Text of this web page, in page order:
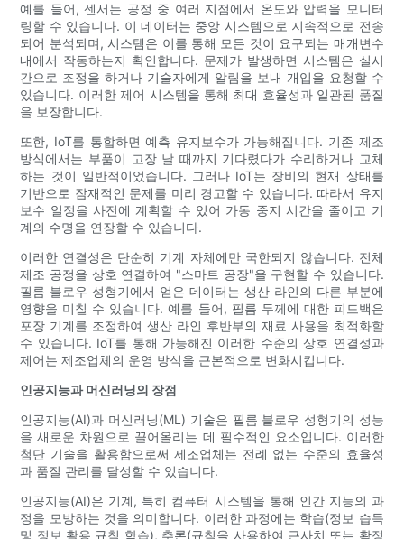
예를 들어, 센서는 공정 중 여러 지점에서 온도와 압력을 모니터
링할 수 있습니다. 이 데이터는 중앙 시스템으로 지속적으로 전송
되어 분석되며, 시스템은 이를 통해 모든 것이 요구되는 매개변수
내에서 작동하는지 확인합니다. 문제가 발생하면 시스템은 실시
간으로 조정을 하거나 기술자에게 알림을 보내 개입을 요청할 수
있습니다. 이러한 제어 시스템을 통해 최대 효율성과 일관된 품질
을 보장합니다.
또한, IoT를 통합하면 예측 유지보수가 가능해집니다. 기존 제조
방식에서는 부품이 고장 날 때까지 기다렸다가 수리하거나 교체
하는 것이 일반적이었습니다. 그러나 IoT는 장비의 현재 상태를
기반으로 잠재적인 문제를 미리 경고할 수 있습니다. 따라서 유지
보수 일정을 사전에 계획할 수 있어 가동 중지 시간을 줄이고 기
계의 수명을 연장할 수 있습니다.
이러한 연결성은 단순히 기계 자체에만 국한되지 않습니다. 전체
제조 공정을 상호 연결하여 "스마트 공장"을 구현할 수 있습니다.
필름 블로우 성형기에서 얻은 데이터는 생산 라인의 다른 부분에
영향을 미칠 수 있습니다. 예를 들어, 필름 두께에 대한 피드백은
포장 기계를 조정하여 생산 라인 후반부의 재료 사용을 최적화할
수 있습니다. IoT를 통해 가능해진 이러한 수준의 상호 연결성과
제어는 제조업체의 운영 방식을 근본적으로 변화시킵니다.
인공지능과 머신러닝의 장점
인공지능(AI)과 머신러닝(ML) 기술은 필름 블로우 성형기의 성능
을 새로운 차원으로 끌어올리는 데 필수적인 요소입니다. 이러한
첨단 기술을 활용함으로써 제조업체는 전례 없는 수준의 효율성
과 품질 관리를 달성할 수 있습니다.
인공지능(AI)은 기계, 특히 컴퓨터 시스템을 통해 인간 지능의 과
정을 모방하는 것을 의미합니다. 이러한 과정에는 학습(정보 습득
및 정보 활용 규칙 학습), 추론(규칙을 사용하여 근사치 또는 확정